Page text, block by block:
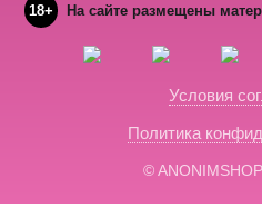
18+ На сайте размещены
Условия
Политика
©